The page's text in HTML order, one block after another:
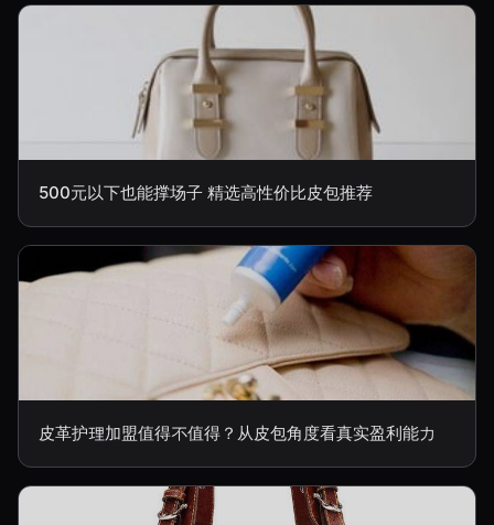
500元以下也能撑场子 精选高性价比皮包推荐
皮革护理加盟值得不值得？从皮包角度看真实盈利能力